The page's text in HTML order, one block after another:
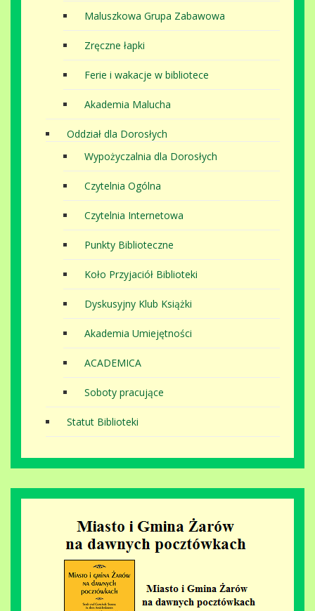
Maluszkowa Grupa Zabawowa
Zręczne łapki
Ferie i wakacje w bibliotece
Akademia Malucha
Oddział dla Dorosłych
Wypożyczalnia dla Dorosłych
Czytelnia Ogólna
Czytelnia Internetowa
Punkty Biblioteczne
Koło Przyjaciół Biblioteki
Dyskusyjny Klub Książki
Akademia Umiejętności
ACADEMICA
Soboty pracujące
Statut Biblioteki